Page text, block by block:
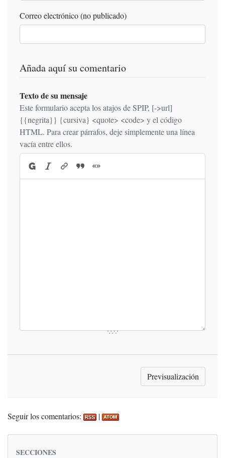
Correo electrónico (no publicado)
Añada aquí su comentario
Texto de su mensaje
Este formulario acepta los atajos de SPIP, [->url]
{{negrita}} {cursiva} <quote> <code> y el código
HTML. Para crear párrafos, deje simplemente una línea
vacía entre ellos.
Seguir los comentarios: |
SECCIONES